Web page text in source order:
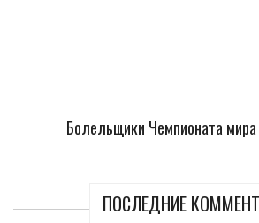
Болельщики Чемпионата
ПОСЛЕДНИЕ